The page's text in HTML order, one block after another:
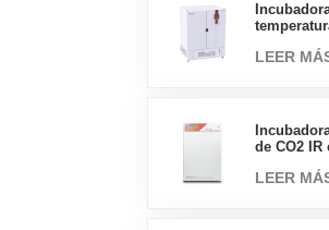
LEER
de CO2 IR
160L
LEER